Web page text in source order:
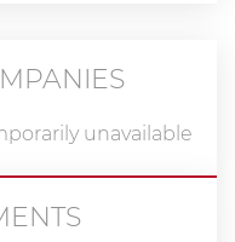
unavailable